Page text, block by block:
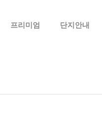
프리미엄 단지안내